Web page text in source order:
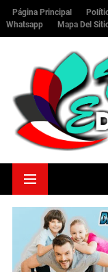
Página Principal
Whatsapp
Mapa Del